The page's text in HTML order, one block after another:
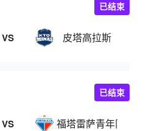
VS 皮塔高拉斯
已结束
VS 福塔雷萨青年队
已结束